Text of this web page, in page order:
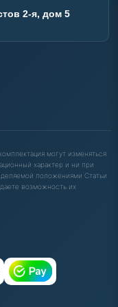
2-я, дом 5
могут изменяться
характер и ни при
положениями Статьи
возможность их